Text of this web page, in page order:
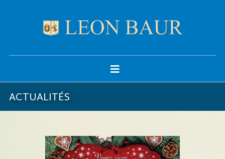
ACTUALITÉS